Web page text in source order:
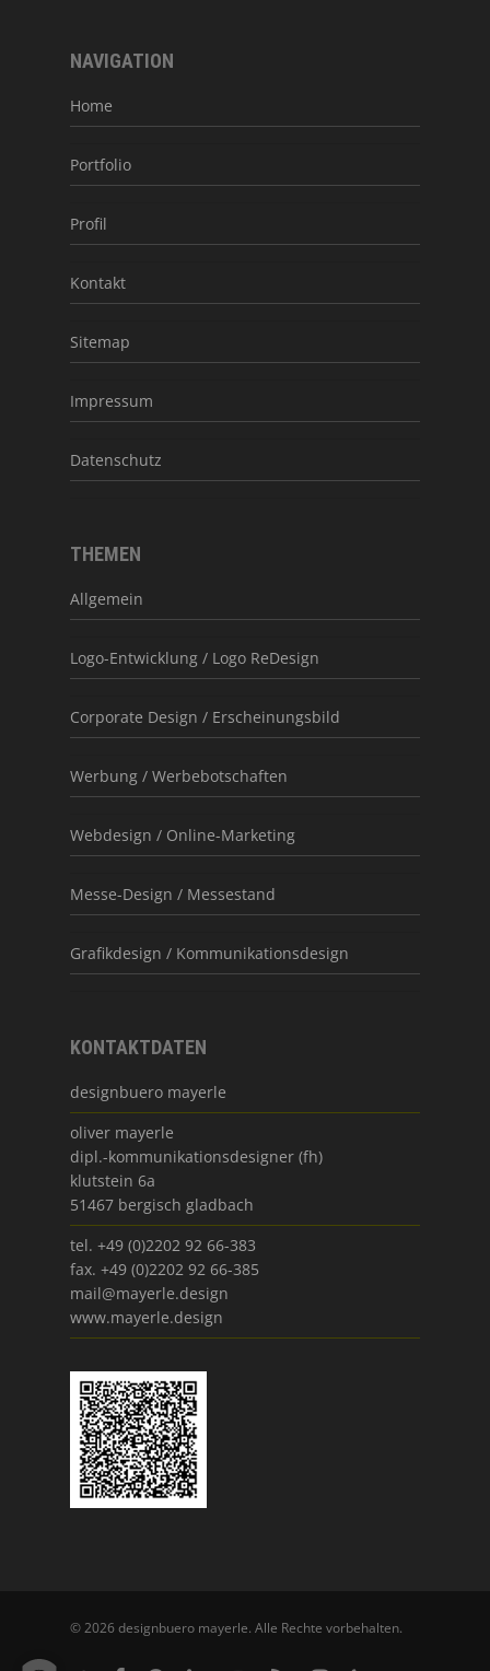
NAVIGATION
Home
Portfolio
Profil
Kontakt
Sitemap
Impressum
Datenschutz
THEMEN
Allgemein
Logo-Entwicklung / Logo ReDesign
Corporate Design / Erscheinungsbild
Werbung / Werbebotschaften
Webdesign / Online-Marketing
Messe-Design / Messestand
Grafikdesign / Kommunikationsdesign
KONTAKTDATEN
designbuero mayerle
oliver mayerle
dipl.-kommunikationsdesigner (fh)
klutstein 6a
51467 bergisch gladbach
tel. +49 (0)2202 92 66-383
fax. +49 (0)2202 92 66-385
mail@mayerle.design
www.mayerle.design
© 2026 designbuero mayerle. Alle Rechte vorbehalten.